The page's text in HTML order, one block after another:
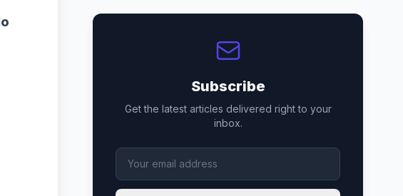
Subscribe
Get the latest articles delivered right to your
inbox.